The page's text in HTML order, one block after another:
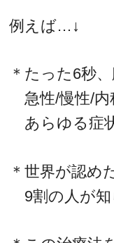
例えば…↓
＊たった6秒
急性/慢性/内
あらゆる症
＊世界が認め
9割の人が知